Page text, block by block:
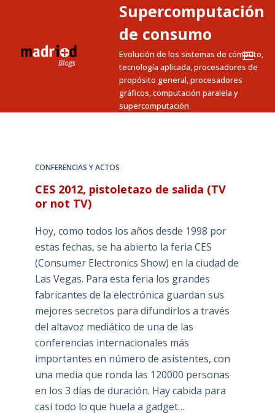
a
Supercomputación
de consumo
Evolución de los sistemas de cómputo,
tecnología aplicada, procesadores de
propósito general, procesadores
gráficos, computación paralela y
supercomputación
CONFERENCIAS Y ACTOS
CES 2012, pistoletazo de salida (TV
or not TV)
Hoy, como todos los años desde 1998 por
estas fechas, se ha abierto la feria CES
(Consumer Electronics Show) en la ciudad de
Las Vegas. Para esta feria los grandes
fabricantes de la electrónica guardan sus
mejores secretos para difundirlos a través
del altavoz mediático de una de las
conferencias internacionales más
importantes en número de asistentes, con
una media que ronda las 120000 personas
en los 3 días de duración. Hay cabida para
casi todo lo que huela a gadget…